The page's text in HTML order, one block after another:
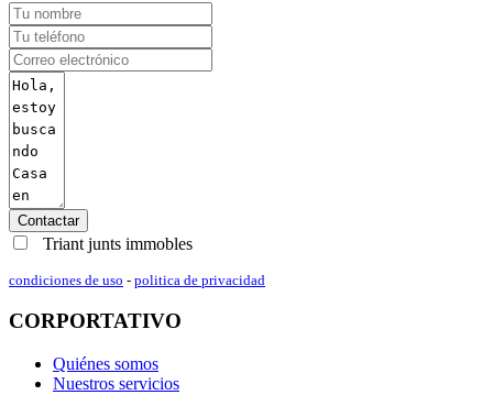
Contactar
Triant junts immobles
condiciones de uso - politica de privacidad
CORPORTATIVO
Quiénes somos
Nuestros servicios